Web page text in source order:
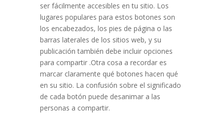
ser fácilmente accesibles en tu sitio. Los
lugares populares para estos botones son
los encabezados, los pies de página o las
barras laterales de los sitios web, y su
publicación también debe incluir opciones
para compartir .Otra cosa a recordar es
marcar claramente qué botones hacen qué
en su sitio. La confusión sobre el significado
de cada botón puede desanimar a las
personas a compartir.